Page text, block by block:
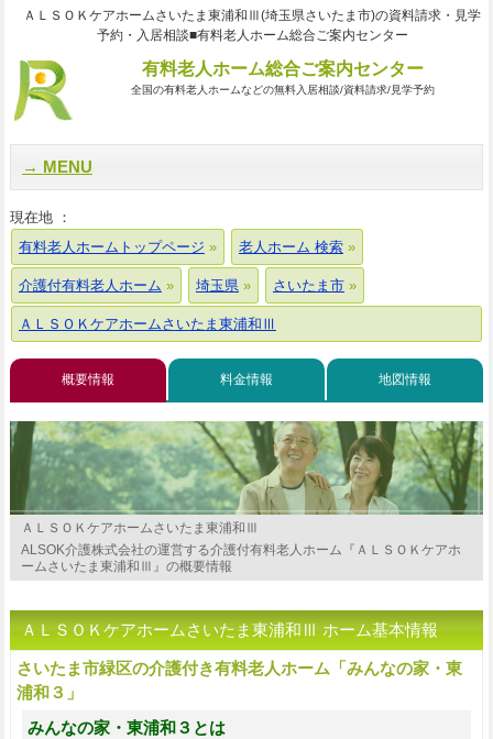
ＡＬＳＯＫケアホームさいたま東浦和Ⅲ(埼玉県さいたま市)の資料請求・見学
予約・入居相談■有料老人ホーム総合ご案内センター
有料老人ホーム総合ご案内センター
全国の有料老人ホームなどの無料入居相談/資料請求/見学予約
MENU
現在地 ：
有料老人ホームトップページ
老人ホーム 検索
介護付有料老人ホーム 埼玉県 さいたま市
ＡＬＳＯＫケアホームさいたま東浦和Ⅲ
概要情報 料金情報 地図情報
ＡＬＳＯＫケアホームさいたま東浦和Ⅲ
ALSOK介護株式会社の運営する介護付有料老人ホーム『ＡＬＳＯＫケアホ
ームさいたま東浦和Ⅲ』の概要情報
ＡＬＳＯＫケアホームさいたま東浦和Ⅲ ホーム基本情報
さいたま市緑区の介護付き有料老人ホーム「みんなの家・東
浦和３」
みんなの家・東浦和３とは